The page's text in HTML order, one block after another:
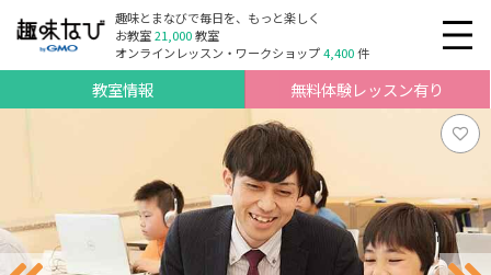
趣味とまなびで毎日を、もっと楽しく
お教室21,000教室
オンラインレッスン・ワークショップ4,400件
教室情報 無料体験レッスン有り